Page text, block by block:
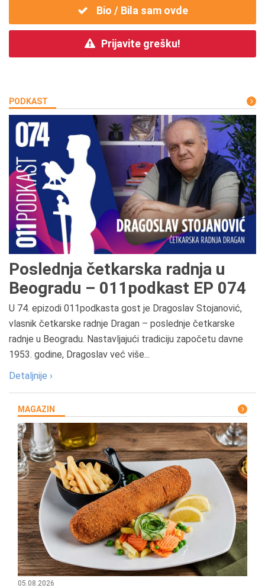
Bio / Bila sam ovde
Prijavite grešku!
PODKAST
Poslednja četkarska radnja u
Beogradu – 011podkast EP 074
U 74. epizodi 011podkasta gost je Dragoslav Stojanović,
vlasnik četkarske radnje Dragan – poslednje četkarske
radnje u Beogradu. Nastavljajući tradiciju započetu davne
1953. godine, Dragoslav već više...
Detaljnije ›
MAGAZIN
05.08.2026